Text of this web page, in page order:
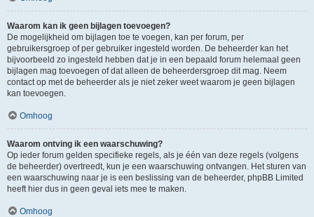
Waarom kan ik geen bijlagen toevoegen?
De mogelijkheid om bijlagen toe te voegen, kan per forum, per
gebruikersgroep of per gebruiker ingesteld worden. De beheerder kan het
bijvoorbeeld zo ingesteld hebben dat je in een bepaald forum helemaal geen
bijlagen mag toevoegen of dat alleen de beheerdersgroep dit mag. Neem
contact op met de beheerder als je niet zeker weet waarom je geen bijlagen
kan toevoegen.
Omhoog
Waarom ontving ik een waarschuwing?
Op ieder forum gelden specifieke regels, als je één van deze regels (volgens
de beheerder) overtreedt, kun je een waarschuwing ontvangen. Het sturen van
een waarschuwing naar je is een beslissing van de beheerder, phpBB Limited
heeft hier dus in geen geval iets mee te maken.
Omhoog